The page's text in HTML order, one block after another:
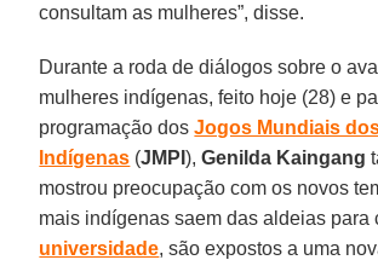
consultam as mulheres”, disse.
Durante a roda de diálogos sobre o
mulheres indígenas, feito hoje (28) e
programação dosJogos Mundiais
Indígenas (JMPI),Genilda Kaingang
mostrou preocupação com os novos
mais indígenas saem das aldeias para
universidade, são expostos a uma